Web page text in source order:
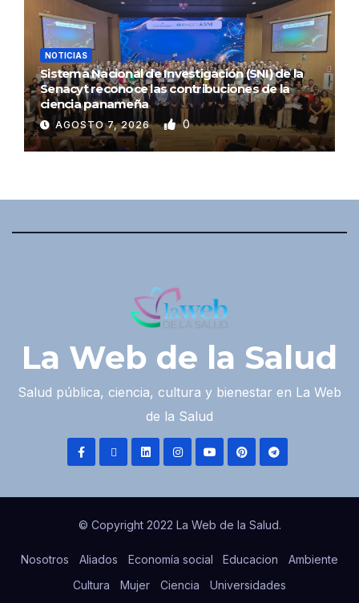
NOTICIAS
Sistema Nacional de Investigación (SNI) de la
Senacyt reconoce las contribuciones de la
ciencia panameña
AGOSTO 7, 2026 0
La Web de la Salud
Salud pública, ciencia, cultura y bienestar en La Web
de la Salud
© Copyright 2022 La Web de la Salud.
Nosotros Aliados Economía social Educacion
Ambiente
Cultura
Mujer Ciencia Universidades